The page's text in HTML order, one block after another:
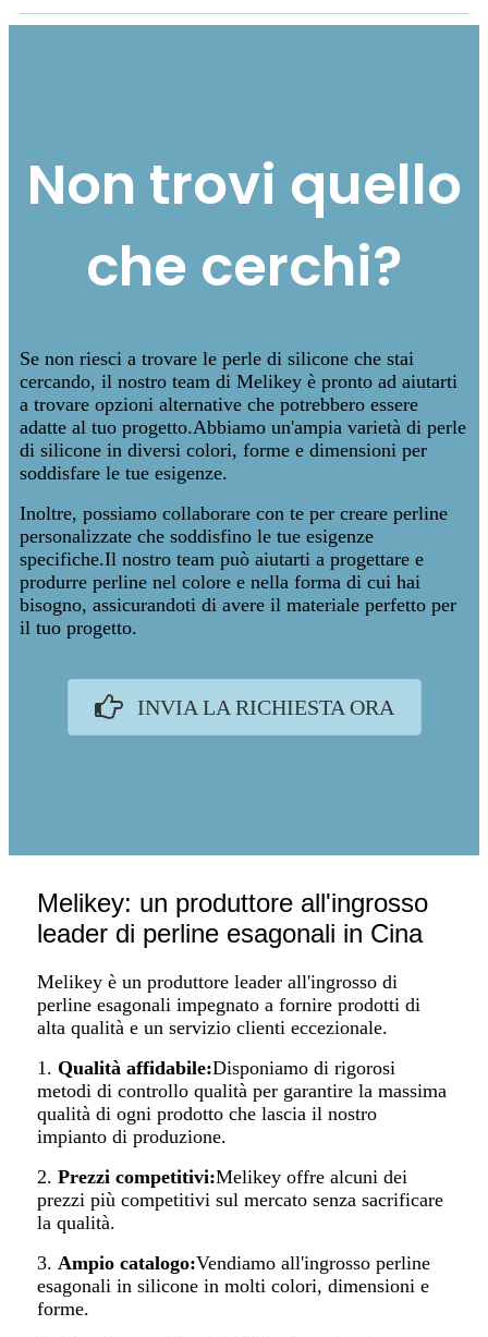
Non trovi quello
che cerchi?
Se non riesci a trovare le perle di silicone che stai
cercando, il nostro team di Melikey è pronto ad aiutarti
a trovare opzioni alternative che potrebbero essere
adatte al tuo progetto.Abbiamo un'ampia varietà di perle
di silicone in diversi colori, forme e dimensioni per
soddisfare le tue esigenze.
Inoltre, possiamo collaborare con te per creare perline
personalizzate che soddisfino le tue esigenze
specifiche.Il nostro team può aiutarti a progettare e
produrre perline nel colore e nella forma di cui hai
bisogno, assicurandoti di avere il materiale perfetto per
il tuo progetto.
INVIA LA RICHIESTA ORA
Melikey: un produttore all'ingrosso
leader di perline esagonali in Cina
Melikey è un produttore leader all'ingrosso di
perline esagonali impegnato a fornire prodotti di
alta qualità e un servizio clienti eccezionale.
1. Qualità affidabile:Disponiamo di rigorosi
metodi di controllo qualità per garantire la massima
qualità di ogni prodotto che lascia il nostro
impianto di produzione.
2. Prezzi competitivi:Melikey offre alcuni dei
prezzi più competitivi sul mercato senza sacrificare
la qualità.
3. Ampio catalogo:Vendiamo all'ingrosso perline
esagonali in silicone in molti colori, dimensioni e
forme.